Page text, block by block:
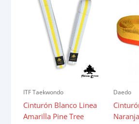
ITF Taekwondo
Cinturón Blanco Linea
Amarilla Pine Tree
Daedo